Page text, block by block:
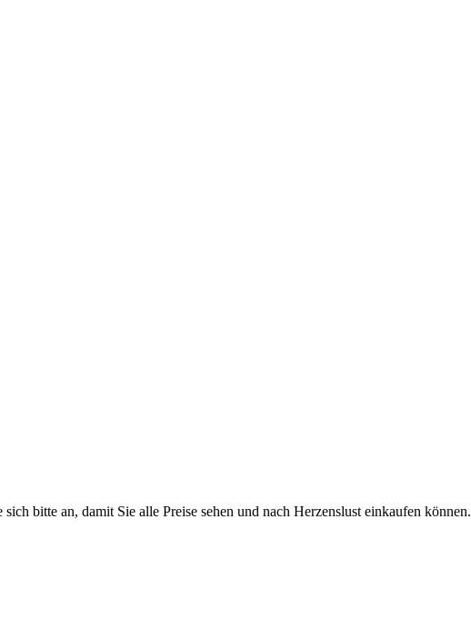
bitte an, damit Sie alle Preise sehen und nach Herzenslust einkaufen können.